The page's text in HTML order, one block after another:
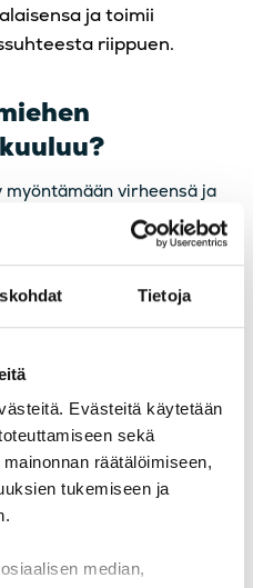
Tietoja
Evästeitä käytetään
sekä
räätälöimiseen,
tukemiseen ja
median,
ja toimii
riippuen.
myöntämään virheensä ja
ja antaa anteeksi.
alaisensa avoimesti
kehittää tätä.
onko esimiestyö juuri